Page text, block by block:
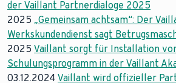
der Vaillant Partnerdialoge 2025
2025 „Gemeinsam achtsam“: Der
Werkskundendienst sagt
2025 Vaillant sorgt für Installation
Schulungsprogramm in der Vaillant
03.12.2024 Vaillant wird offizieller